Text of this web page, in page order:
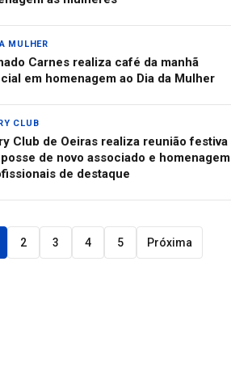
MULHER
Carnes realiza café da manhã
em homenagem ao Dia da Mulher
CLUB
Club de Oeiras realiza reunião festiva
de novo associado e homenagem
de destaque
2 3 4 5 Próxima